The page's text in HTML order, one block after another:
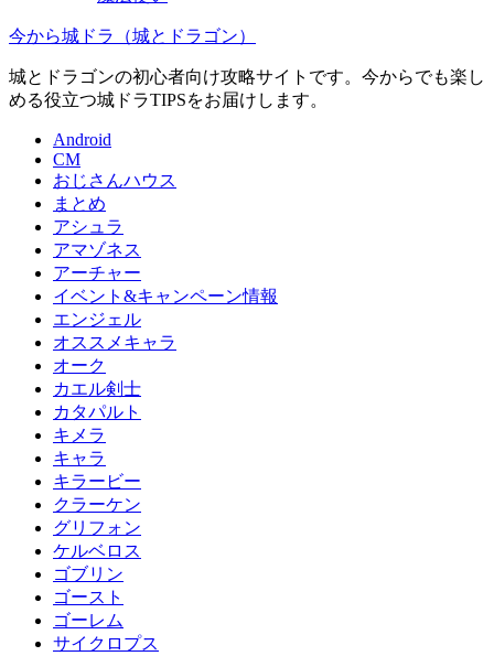
今から城ドラ（城とドラゴン）
城とドラゴンの初心者向け攻略サイトです。今からでも楽し
める役立つ城ドラTIPSをお届けします。
Android
CM
おじさんハウス
まとめ
アシュラ
アマゾネス
アーチャー
イベント&キャンペーン情報
エンジェル
オススメキャラ
オーク
カエル剣士
カタパルト
キメラ
キャラ
キラービー
クラーケン
グリフォン
ケルベロス
ゴブリン
ゴースト
ゴーレム
サイクロプス